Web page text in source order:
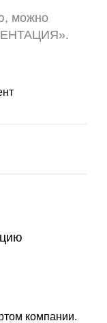
можно
компании.